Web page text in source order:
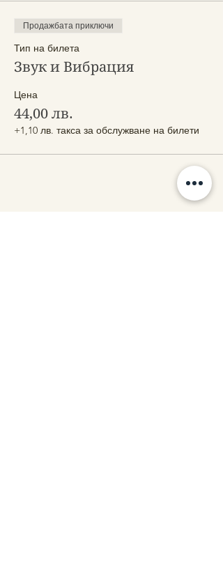
Продажбата приключи
Тип на билета
Звук и Вибрация
Цена
44,00 лв.
+1,10 лв. такса за обслужване на билети